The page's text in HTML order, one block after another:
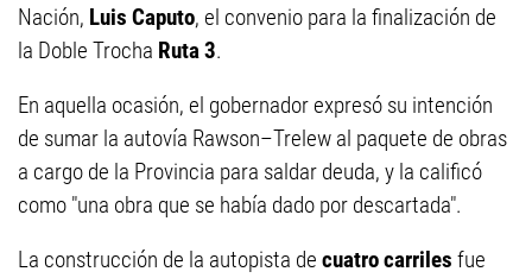
Nación, Luis Caputo, el convenio para la finalización de
la Doble Trocha Ruta 3.
En aquella ocasión, el gobernador expresó su intención
de sumar la autovía Rawson–Trelew al paquete de obras
a cargo de la Provincia para saldar deuda, y la calificó
como "una obra que se había dado por descartada".
La construcción de la autopista de cuatro carriles fue